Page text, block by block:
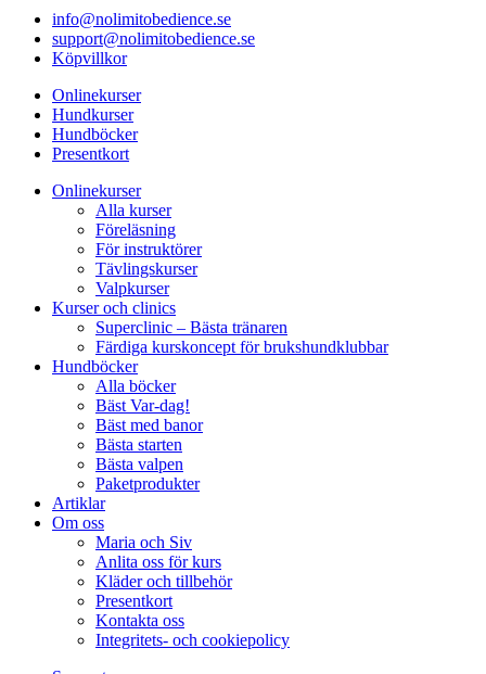
info@nolimitobedience.se
support@nolimitobedience.se
Köpvillkor
Onlinekurser
Hundkurser
Hundböcker
Presentkort
Onlinekurser
Alla kurser
Föreläsning
För instruktörer
Tävlingskurser
Valpkurser
Kurser och clinics
Superclinic – Bästa tränaren
Färdiga kurskoncept för brukshundklubbar
Hundböcker
Alla böcker
Bäst Var-dag!
Bäst med banor
Bästa starten
Bästa valpen
Paketprodukter
Artiklar
Om oss
Maria och Siv
Anlita oss för kurs
Kläder och tillbehör
Presentkort
Kontakta oss
Integritets- och cookiepolicy